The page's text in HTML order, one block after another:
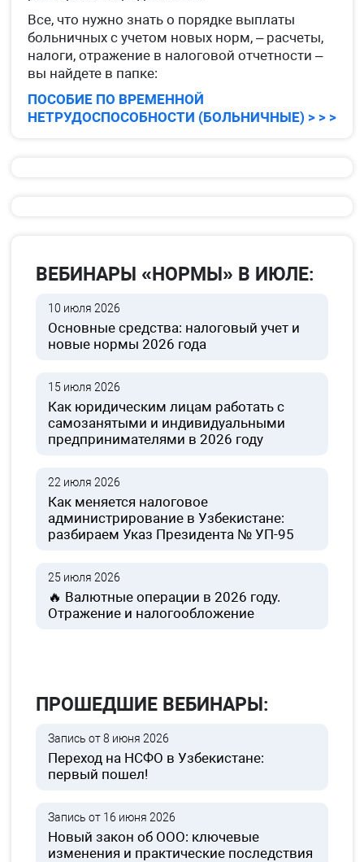
Все, что нужно знать о порядке выплаты
больничных с учетом новых норм, – расчеты,
налоги, отражение в налоговой отчетности –
вы найдете в папке:
ПОСОБИЕ ПО ВРЕМЕННОЙ
НЕТРУДОСПОСОБНОСТИ (БОЛЬНИЧНЫЕ) > > >
ВЕБИНАРЫ «НОРМЫ» В ИЮЛЕ:
10 июля 2026
Основные средства: налоговый учет и
новые нормы 2026 года
15 июля 2026
Как юридическим лицам работать с
самозанятыми и индивидуальными
предпринимателями в 2026 году
22 июля 2026
Как меняется налоговое
администрирование в Узбекистане:
разбираем Указ Президента № УП-95
25 июля 2026
🔥 Валютные операции в 2026 году.
Отражение и налогообложение
ПРОШЕДШИЕ ВЕБИНАРЫ:
Запись от 8 июня 2026
Переход на НСФО в Узбекистане:
первый пошел!
Запись от 16 июня 2026
Новый закон об ООО: ключевые
изменения и практические последствия